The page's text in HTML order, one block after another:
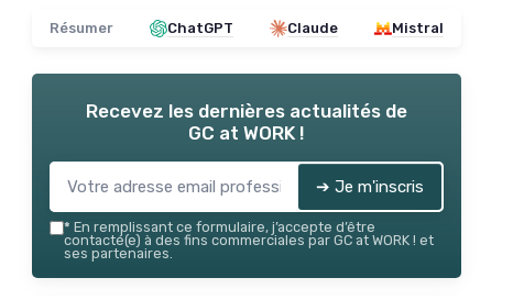
Résumer ChatGPT Claude Mistral
Recevez les dernières actualités de
GC at WORK !
➔ Je m'inscris
* En remplissant ce formulaire, j’accepte d’être
contacté(e) à des fins commerciales par GC at WORK ! et
ses partenaires.